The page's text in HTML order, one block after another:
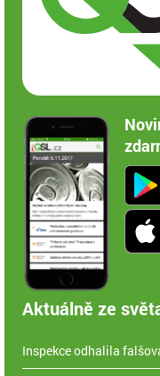
Aktuálně ze
Inspekce odhalila